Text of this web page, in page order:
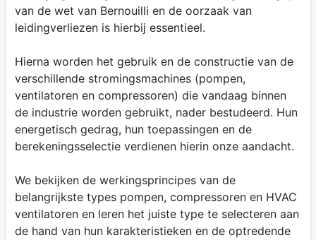
van de wet van Bernouilli en de oorzaak van
leidingverliezen is hierbij essentieel.
Hierna worden het gebruik en de constructie van de
verschillende stromingsmachines (pompen,
ventilatoren en compressoren) die vandaag binnen
de industrie worden gebruikt, nader bestudeerd. Hun
energetisch gedrag, hun toepassingen en de
berekeningsselectie verdienen hierin onze aandacht.
We bekijken de werkingsprincipes van de
belangrijkste types pompen, compressoren en HVAC
ventilatoren en leren het juiste type te selecteren aan
de hand van hun karakteristieken en de optredende